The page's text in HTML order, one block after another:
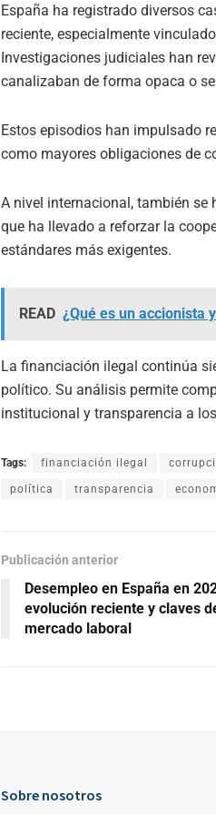
España ha registrado diversos
reciente, especialmente
Investigaciones judiciales han
canalizaban de forma opaca o
Estos episodios han impulsado
como mayores obligaciones de
A nivel internacional, también
que ha llevado a reforzar la
estándares más exigentes.
READ ¿Qué es un accionista
La financiación ilegal continúa
político. Su análisis permite
institucional y transparencia a
Tags: financiación ilegal
política transparencia
Publicación anterior
Desempleo en España en
evolución reciente y claves
mercado laboral
Sobre nosotros